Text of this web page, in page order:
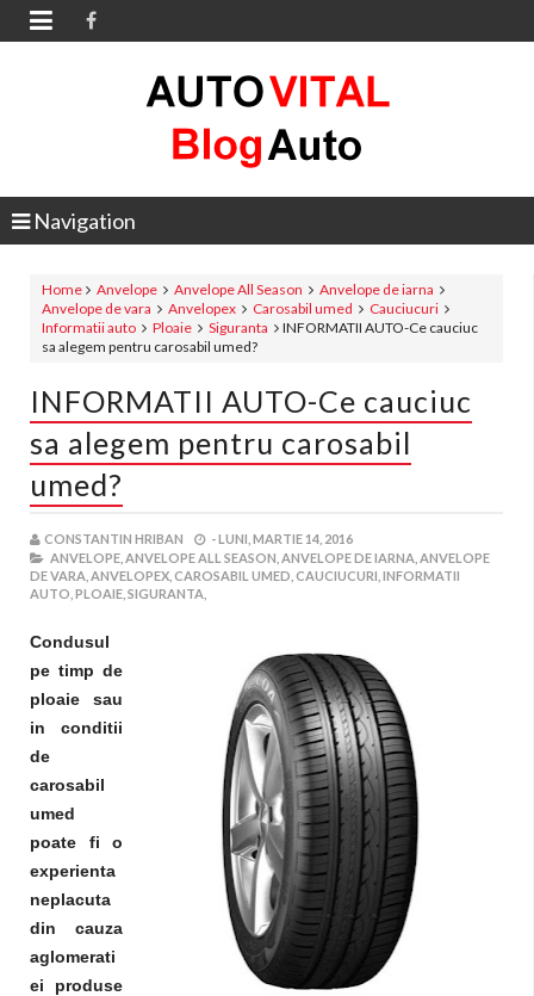

Navigation
Home Anvelope Anvelope All Season
Anvelope de iarna
Anvelope de vara
Anvelopex Carosabil umed
Cauciucuri
Informatii auto
Ploaie Siguranta
INFORMATII AUTO-Ce cauciuc
sa alegem pentru carosabil umed?
INFORMATII AUTO-Ce cauciuc
sa alegem pentru carosabil
umed?
CONSTANTIN HRIBAN -LUNI, MARTIE 14, 2016
ANVELOPE, ANVELOPE ALL SEASON, ANVELOPE DE IARNA, ANVELOPE
DE VARA, ANVELOPEX, CAROSABIL UMED, CAUCIUCURI, INFORMATII
AUTO, PLOAIE, SIGURANTA,
Condusul
pe timp de
ploaie sau
in conditii
de
carosabil
umed
poate fi o
experienta
neplacuta
din cauza
aglomerati
ei produse